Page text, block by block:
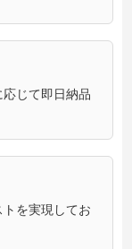
じて即日納品
を実現してお